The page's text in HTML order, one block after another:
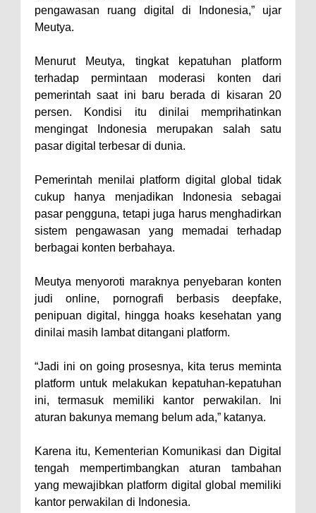
pengawasan ruang digital di Indonesia,” ujar
Meutya.
Menurut Meutya, tingkat kepatuhan platform
terhadap permintaan moderasi konten dari
pemerintah saat ini baru berada di kisaran 20
persen. Kondisi itu dinilai memprihatinkan
mengingat Indonesia merupakan salah satu
pasar digital terbesar di dunia.
Pemerintah menilai platform digital global tidak
cukup hanya menjadikan Indonesia sebagai
pasar pengguna, tetapi juga harus menghadirkan
sistem pengawasan yang memadai terhadap
berbagai konten berbahaya.
Meutya menyoroti maraknya penyebaran konten
judi online, pornografi berbasis deepfake,
penipuan digital, hingga hoaks kesehatan yang
dinilai masih lambat ditangani platform.
“Jadi ini on going prosesnya, kita terus meminta
platform untuk melakukan kepatuhan-kepatuhan
ini, termasuk memiliki kantor perwakilan. Ini
aturan bakunya memang belum ada,” katanya.
Karena itu, Kementerian Komunikasi dan Digital
tengah mempertimbangkan aturan tambahan
yang mewajibkan platform digital global memiliki
kantor perwakilan di Indonesia.